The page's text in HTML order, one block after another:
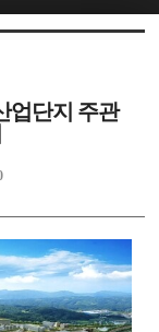
업단지 주관